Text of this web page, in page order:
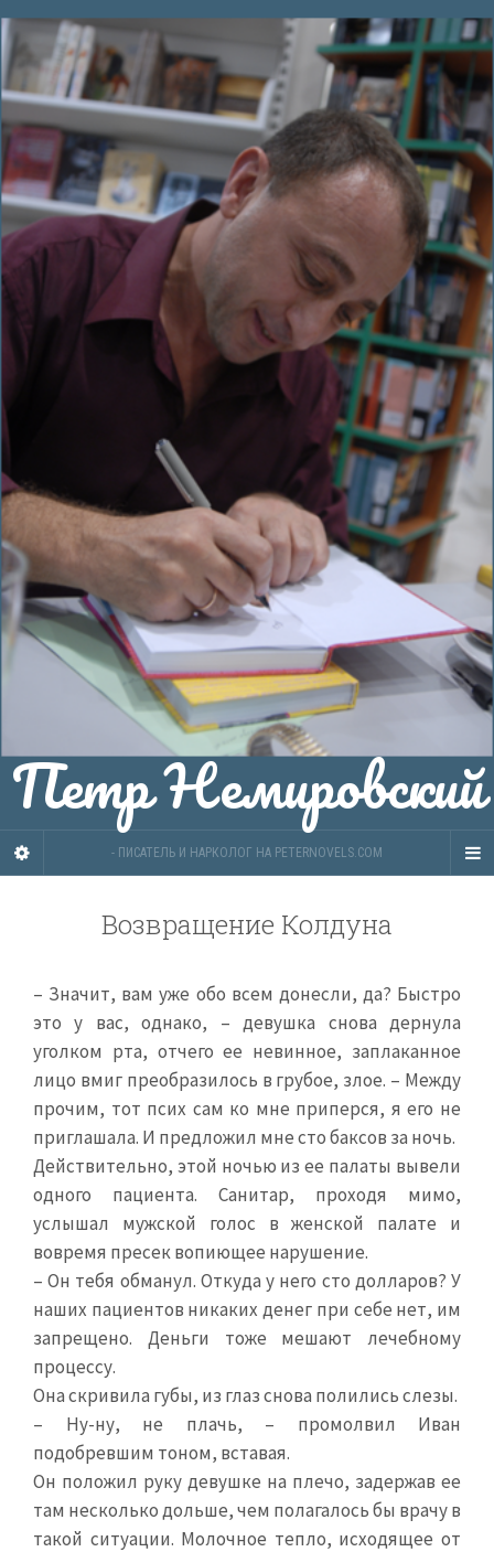
Петр Немировский
- ПИСАТЕЛЬ И НАРКОЛОГ НА PETERNOVELS.COM
Возвращение Колдуна
– Значит, вам уже обо всем донесли, да? Быстро
это у вас, однако, – девушка снова дернула
уголком рта, отчего ее невинное, заплаканное
лицо вмиг преобразилось в грубое, злое. – Между
прочим, тот псих сам ко мне приперся, я его не
приглашала. И предложил мне сто баксов за ночь.
Действительно, этой ночью из ее палаты вывели
одного пациента. Санитар, проходя мимо,
услышал мужской голос в женской палате и
вовремя пресек вопиющее нарушение.
– Он тебя обманул. Откуда у него сто долларов? У
наших пациентов никаких денег при себе нет, им
запрещено. Деньги тоже мешают лечебному
процессу.
Она скривила губы, из глаз снова полились слезы.
– Ну-ну, не плачь, – промолвил Иван
подобревшим тоном, вставая.
Он положил руку девушке на плечо, задержав ее
там несколько дольше, чем полагалось бы врачу в
такой ситуации. Молочное тепло, исходящее от